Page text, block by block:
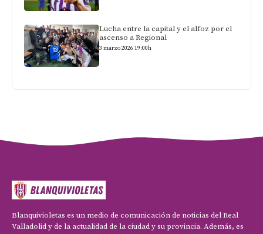
Lucha entre la capital y el alfoz por el
ascenso a Regional
3 marzo 2026 19:00h
Blanquivioletas es un medio de comunicación de noticias del Real
Valladolid y de la actualidad de la ciudad y su provincia. Además, es